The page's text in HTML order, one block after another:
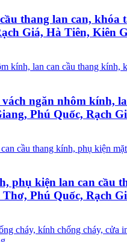
thang lan can,
Giá, Hà Tiên, Kiên
ngăn nhôm
Phú Quốc, Rạch
phụ kiện lan can
Phú Quốc, Rạch